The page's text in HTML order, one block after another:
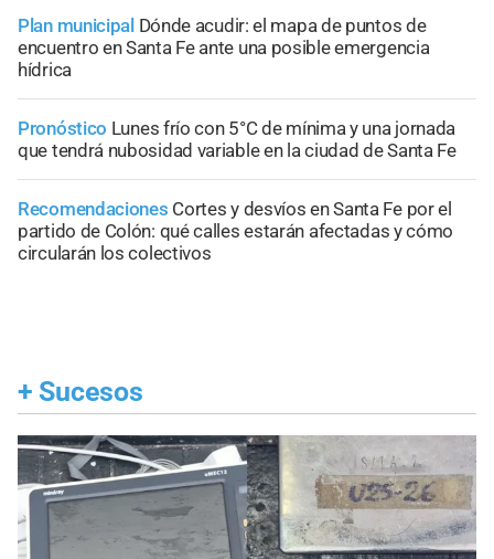
Plan municipal Dónde acudir: el mapa de puntos de
encuentro en Santa Fe ante una posible emergencia
hídrica
Pronóstico Lunes frío con 5°C de mínima y una jornada
que tendrá nubosidad variable en la ciudad de Santa Fe
Recomendaciones Cortes y desvíos en Santa Fe por el
partido de Colón: qué calles estarán afectadas y cómo
circularán los colectivos
+ Sucesos